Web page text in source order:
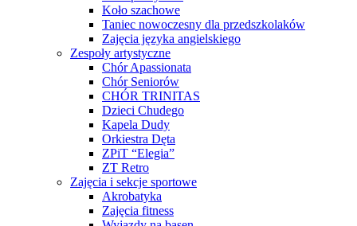
Koło szachowe
Taniec nowoczesny dla przedszkolaków
Zajęcia języka angielskiego
Zespoły artystyczne
Chór Apassionata
Chór Seniorów
CHÓR TRINITAS
Dzieci Chudego
Kapela Dudy
Orkiestra Dęta
ZPiT “Elegia”
ZT Retro
Zajęcia i sekcje sportowe
Akrobatyka
Zajęcia fitness